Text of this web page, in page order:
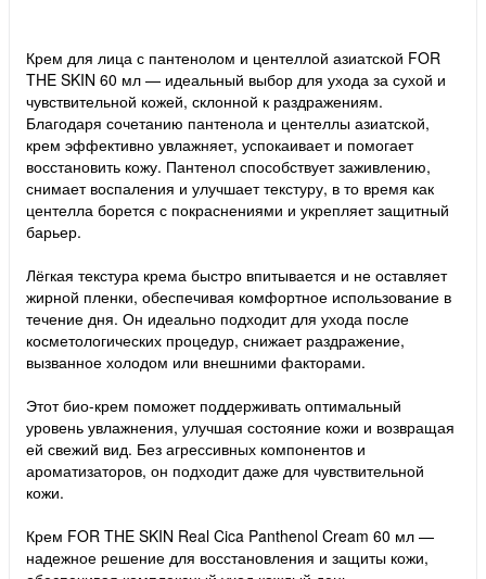
Крем для лица с пантенолом и центеллой азиатской FOR
THE SKIN 60 мл — идеальный выбор для ухода за сухой и
чувствительной кожей, склонной к раздражениям.
Благодаря сочетанию пантенола и центеллы азиатской,
крем эффективно увлажняет, успокаивает и помогает
восстановить кожу. Пантенол способствует заживлению,
снимает воспаления и улучшает текстуру, в то время как
центелла борется с покраснениями и укрепляет защитный
барьер.
Лёгкая текстура крема быстро впитывается и не оставляет
жирной пленки, обеспечивая комфортное использование в
течение дня. Он идеально подходит для ухода после
косметологических процедур, снижает раздражение,
вызванное холодом или внешними факторами.
Этот био-крем поможет поддерживать оптимальный
уровень увлажнения, улучшая состояние кожи и возвращая
ей свежий вид. Без агрессивных компонентов и
ароматизаторов, он подходит даже для чувствительной
кожи.
Крем FOR THE SKIN Real Cica Panthenol Cream 60 мл —
надежное решение для восстановления и защиты кожи,